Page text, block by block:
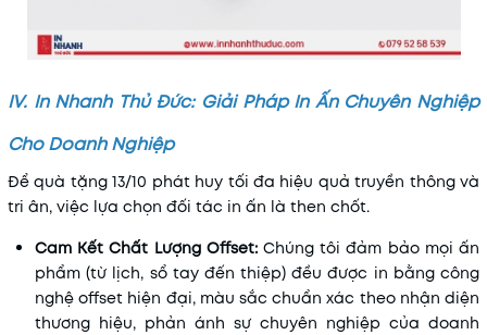
IV. In Nhanh Thủ Đức: Giải Pháp In Ấn Chuyên Nghiệp
Cho Doanh Nghiệp
Để quà tặng 13/10 phát huy tối đa hiệu quả truyền thông và
tri ân, việc lựa chọn đối tác in ấn là then chốt.
Cam Kết Chất Lượng Offset:Chúng tôi đảm bảo mọi ấn
phẩm (từ lịch, sổ tay đến thiệp) đều được in bằng công
nghệ offset hiện đại, màu sắc chuẩn xác theo nhận diện
thương hiệu, phản ánh sự chuyên nghiệp của doanh